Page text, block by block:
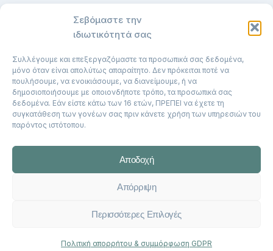
Σεβόμαστε την
ιδιωτικότητά σας
Συλλέγουμε και επεξεργαζόμαστε τα προσωπικά σας δεδομένα,
μόνο όταν είναι απολύτως απαραίτητο. Δεν πρόκειται ποτέ να
πουλήσουμε, να ενοικιάσουμε, να διανείμουμε, ή να
δημοσιοποιήσουμε με οποιονδήποτε τρόπο, τα προσωπικά σας
δεδομένα. Εάν είστε κάτω των 16 ετών, ΠΡΕΠΕΙ να έχετε τη
συγκατάθεση των γονέων σας πριν κάνετε χρήση των υπηρεσιών του
παρόντος ιστότοπου.
Αποδοχή
Απόρριψη
Περισσότερες Επιλογές
Πολιτική απορρήτου & συμμόρφωση GDPR
ΓΡΗΓΟΡΟΙ ΣΥΝΔΕΣΜΟΙ
Αρχική Σελίδα
Σχετικά Με Εμένα
Επικοινωνία
Υπηρεσίες
Άρθρα
© 2017-2026 Maria Sarigkoli | All Rights